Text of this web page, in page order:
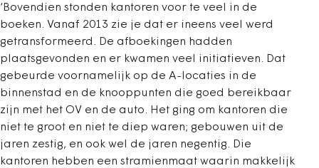
‘Bovendien stonden kantoren voor te veel in de
boeken. Vanaf 2013 zie je dat er ineens veel werd
getransformeerd. De afboekingen hadden
plaatsgevonden en er kwamen veel initiatieven. Dat
gebeurde voornamelijk op de A-locaties in de
binnenstad en de knooppunten die goed bereikbaar
zijn met het OV en de auto. Het ging om kantoren die
niet te groot en niet te diep waren; gebouwen uit de
jaren zestig, en ook wel de jaren negentig. Die
kantoren hebben een stramienmaat waarin makkelijk